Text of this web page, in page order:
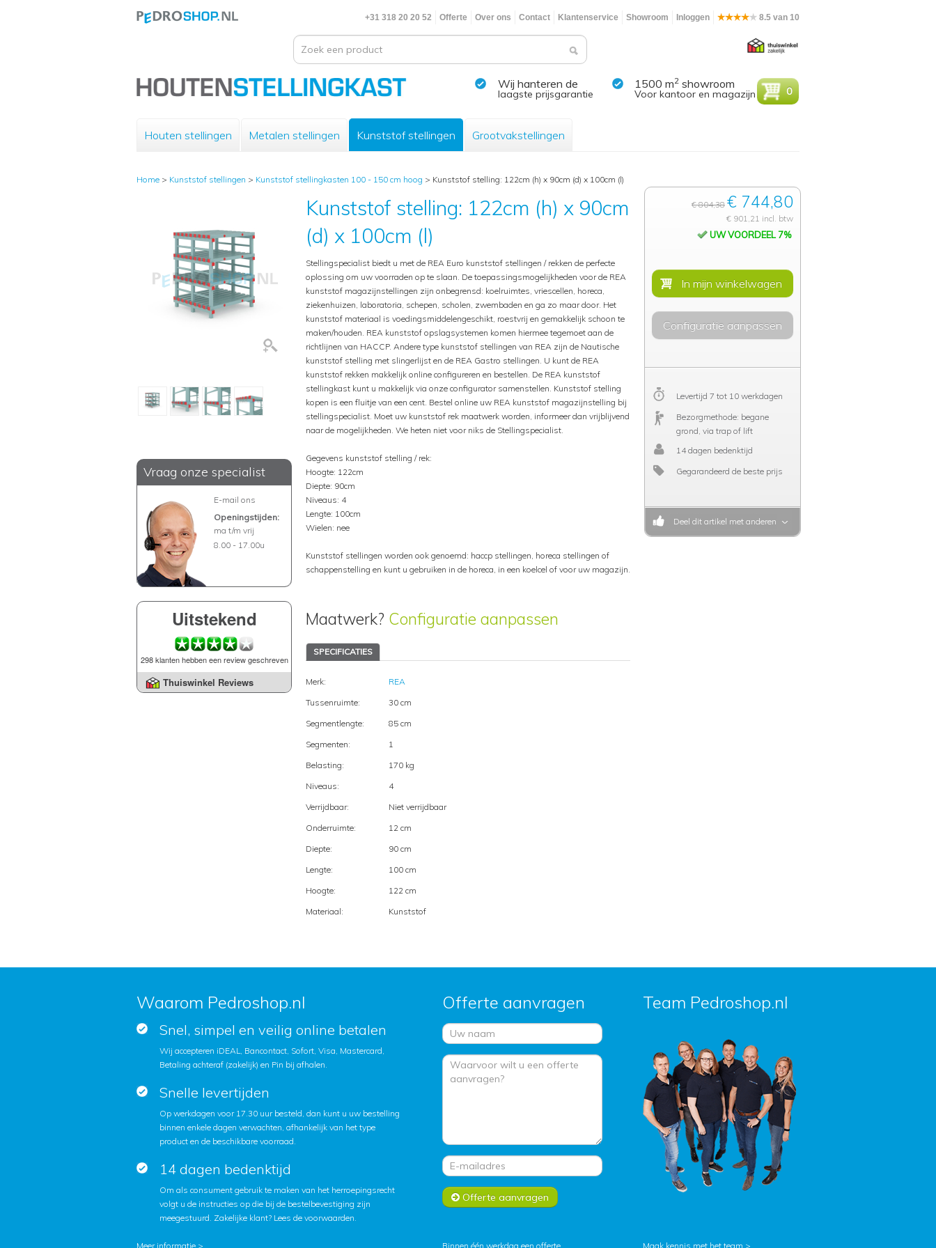
+31 318 20 20 52 Offerte Over ons Contact Klantenservice Showroom Inloggen 8.5 van 10
Wij hanteren de
laagste prijsgarantie
1500 m2 showroom
Voor kantoor en magazijn 0
Houten stellingen Metalen stellingen Kunststof stellingen Grootvakstellingen
Home > Kunststof stellingen > Kunststof stellingkasten 100 - 150 cm hoog > Kunststof stelling: 122cm (h) x 90cm (d) x 100cm (l)
Vraag onze specialist
E-mail ons
Openingstijden:
ma t/m vrij
8.00 - 17.00u
Uitstekend
298 klanten hebben een review geschreven
Thuiswinkel Reviews
Kunststof stelling: 122cm (h) x 90cm
(d) x 100cm (l)
Stellingspecialist biedt u met de REA Euro kunststof stellingen / rekken de perfecte
oplossing om uw voorraden op te slaan. De toepassingsmogelijkheden voor de REA
kunststof magazijnstellingen zijn onbegrensd: koelruimtes, vriescellen, horeca,
ziekenhuizen, laboratoria, schepen, scholen, zwembaden en ga zo maar door. Het
kunststof materiaal is voedingsmiddelengeschikt, roestvrij en gemakkelijk schoon te
maken/houden. REA kunststof opslagsystemen komen hiermee tegemoet aan de
richtlijnen van HACCP. Andere type kunststof stellingen van REA zijn de Nautische
kunststof stelling met slingerlijst en de REA Gastro stellingen. U kunt de REA
kunststof rekken makkelijk online configureren en bestellen. De REA kunststof
stellingkast kunt u makkelijk via onze configurator samenstellen. Kunststof stelling
kopen is een fluitje van een cent. Bestel online uw REA kunststof magazijnstelling bij
stellingspecialist. Moet uw kunststof rek maatwerk worden, informeer dan vrijblijvend
naar de mogelijkheden. We heten niet voor niks de Stellingspecialist.
Gegevens kunststof stelling / rek:
Hoogte: 122cm
Diepte: 90cm
Niveaus: 4
Lengte: 100cm
Wielen: nee
Kunststof stellingen worden ook genoemd: haccp stellingen, horeca stellingen of
schappenstelling en kunt u gebruiken in de horeca, in een koelcel of voor uw magazijn.
Maatwerk? Configuratie aanpassen
SPECIFICATIES
Merk:
REA
Tussenruimte:
30 cm
Segmentlengte:
85 cm
Segmenten:
1
Belasting:
170 kg
Niveaus:
4
Verrijdbaar:
Niet verrijdbaar
Onderruimte:
12 cm
Diepte:
90 cm
Lengte:
100 cm
Hoogte:
122 cm
Materiaal:
Kunststof
€ 804,38 € 744,80
€ 901,21 incl. btw
UW VOORDEEL 7%
Configuratie aanpassen
Levertijd 7 tot 10 werkdagen
Bezorgmethode: begane
grond, via trap of lift
14 dagen bedenktijd
Gegarandeerd de beste prijs
Deel dit artikel met anderen
Waarom Pedroshop.nl
Snel, simpel en veilig online betalen
Wij accepteren iDEAL, Bancontact, Sofort, Visa, Mastercard,
Betaling achteraf (zakelijk) en Pin bij afhalen.
Snelle levertijden
Op werkdagen voor 17.30 uur besteld, dan kunt u uw bestelling
binnen enkele dagen verwachten, afhankelijk van het type
product en de beschikbare voorraad.
14 dagen bedenktijd
Om als consument gebruik te maken van het herroepingsrecht
volgt u de instructies op die bij de bestelbevestiging zijn
meegestuurd. Zakelijke klant? Lees de voorwaarden.
Offerte aanvragen
Offerte aanvragen
Team Pedroshop.nl
Meer informatie > Binnen één werkdag een offerte Maak kennis met het team >